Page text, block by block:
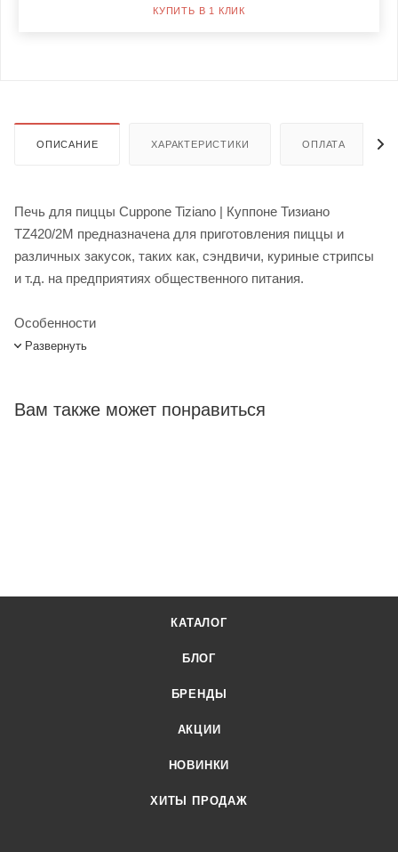
КУПИТЬ В 1 КЛИК
ОПИСАНИЕ ХАРАКТЕРИСТИКИ ОПЛАТА
Печь для пиццы Cuppone Tiziano | Куппоне Тизиано
TZ420/2M предназначена для приготовления пиццы и
различных закусок, таких как, сэндвичи, куриные стрипсы
и т.д. на предприятиях общественного питания.
Особенности
отдельности.
Печь для пиццы CUPPONE TIZIANO TZ420/2M-C5-CP
можете у наших менеджеров. Лигабаршоп – это широкий
Печь для пиццы CUPPONE TIZIANO TZ420/2M-C5-CP от
официального поставщика. Доставка осуществляется по
03 или онлайн через корзину личного кабинета.
Развернуть
Вам также может понравиться
КАТАЛОГ
БЛОГ
БРЕНДЫ
АКЦИИ
НОВИНКИ
ХИТЫ ПРОДАЖ